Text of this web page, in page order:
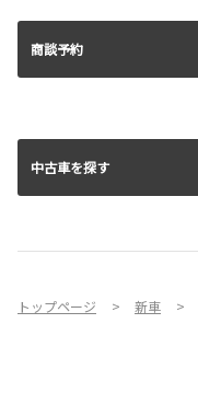
商談予約
中古車を探す
トップページ 新車